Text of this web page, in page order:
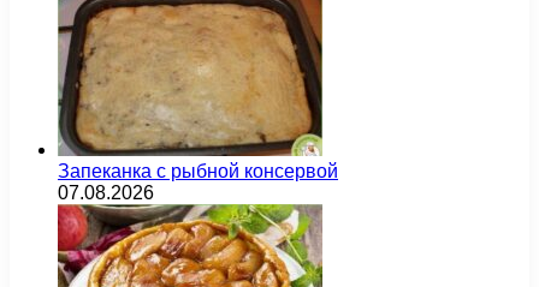
Запеканка с рыбной консервой
07.08.2026